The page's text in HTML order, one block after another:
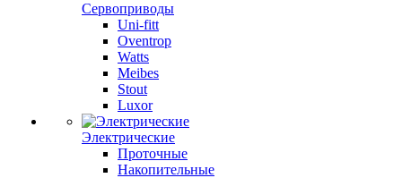
Сервоприводы
Uni-fitt
Oventrop
Watts
Meibes
Stout
Luxor
Электрические
Проточные
Накопительные